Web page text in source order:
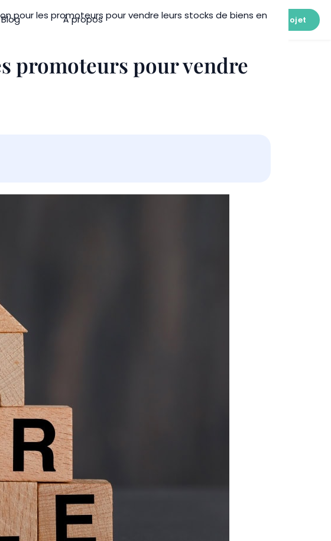
Blog À propos Connexion Simuler mon projet
pour les promoteurs pour vendre leurs stocks de biens en
promoteurs pour vendre